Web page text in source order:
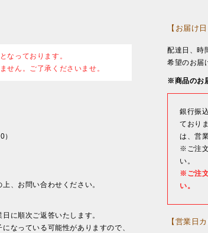
なっております。
せん。ご了承くださいませ。
、お問い合わせください。
に順次ご返答いたします。
なっている可能性がありますので、
【お届け日
配達日、時
希望のお届
※商品のお
銀行振
ており
は、営
※ご注
い。
※ご注
い。
【営業日